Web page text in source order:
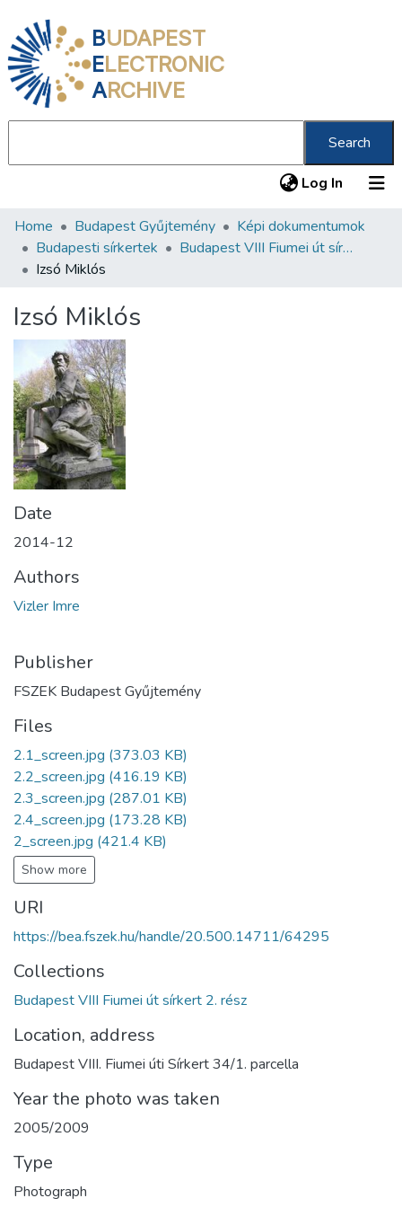
BUDAPEST
ELECTRONIC
ARCHIVE
Search
Log In (current)
Communities & Collections
All of DSpace
About us
Home Budapest Gyűjtemény
Képi dokumentumok
Budapesti sírkertek
Budapest VIII Fiumei út sírkert 2. rész
Izsó Miklós
Izsó Miklós
Date
2014-12
Authors
Vizler Imre
Publisher
FSZEK Budapest Gyűjtemény
Files
2.1_screen.jpg (373.03 KB)
2.2_screen.jpg (416.19 KB)
2.3_screen.jpg (287.01 KB)
2.4_screen.jpg (173.28 KB)
2_screen.jpg (421.4 KB)
Show more
URI
https://bea.fszek.hu/handle/20.500.14711/64295
Collections
Budapest VIII Fiumei út sírkert 2. rész
Location, address
Budapest VIII. Fiumei úti Sírkert 34/1. parcella
Year the photo was taken
2005/2009
Type
Photograph